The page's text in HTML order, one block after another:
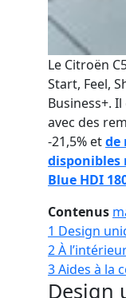
Le Citroën
Start, Feel,
Business+.
avec des
-21,5% etde
disponibles
Blue HDI
Contenus
1 Design
2À
3Aides à la
Design